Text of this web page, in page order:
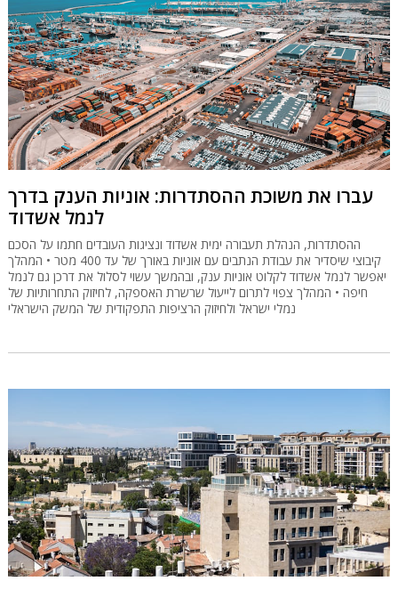
עברו את משוכת ההסתדרות: אוניות הענק בדרך
לנמל אשדוד
ההסתדרות, הנהלת תעבורה ימית אשדוד ונציגות העובדים חתמו על הסכם
קיבוצי שיסדיר את עבודת הנתבים עם אוניות באורך של עד 400 מטר • המהלך
יאפשר לנמל אשדוד לקלוט אוניות ענק, ובהמשך עשוי לסלול את דרכן גם לנמל
חיפה • המהלך צפוי לתרום לייעול שרשרת האספקה, לחיזוק התחרותיות של
נמלי ישראל ולחיזוק הרציפות התפקודית של המשק הישראלי